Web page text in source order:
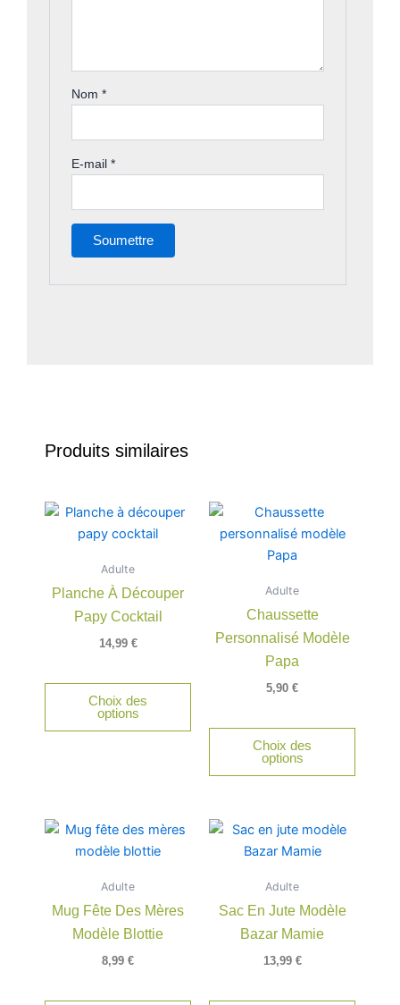
Nom*
E-mail*
Produits similaires
Adulte
Planche À Découper
Papy Cocktail
14,99 €
Choix des
options
Adulte
Chaussette
Personnalisé Modèle
Papa
5,90 €
Choix des
options
sur
Adulte
Mug Fête Des Mères
Modèle Blottie
8,99 €
Adulte
Sac En Jute Modèle
Bazar Mamie
13,99 €